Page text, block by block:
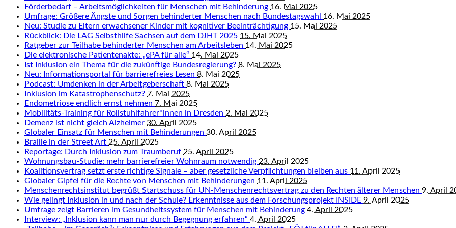
Förderbedarf – Arbeitsmöglichkeiten für Menschen mit Behinderung 16. Mai 2025
Umfrage: Größere Ängste und Sorgen behinderter Menschen nach Bundestagswahl 16. Mai 2025
Neu: Studie zu Eltern erwachsener Kinder mit kognitiver Beeinträchtigung 15. Mai 2025
Rückblick: Die LAG Selbsthilfe Sachsen auf dem DJHT 2025 15. Mai 2025
Ratgeber zur Teilhabe behinderter Menschen am Arbeitsleben 14. Mai 2025
Die elektronische Patientenakte: „ePA für alle“ 14. Mai 2025
Ist Inklusion ein Thema für die zukünftige Bundesregierung? 8. Mai 2025
Neu: Informationsportal für barrierefreies Lesen 8. Mai 2025
Podcast: Umdenken in der Arbeitgeberschaft 8. Mai 2025
Inklusion im Katastrophenschutz? 7. Mai 2025
Endometriose endlich ernst nehmen 7. Mai 2025
Mobilitäts-Training für Rollstuhlfahrer*innen in Dresden 2. Mai 2025
Demenz ist nicht gleich Alzheimer 30. April 2025
Globaler Einsatz für Menschen mit Behinderungen 30. April 2025
Braille in der Street Art 25. April 2025
Reportage: Durch Inklusion zum Traumberuf 25. April 2025
Wohnungsbau-Studie: mehr barrierefreier Wohnraum notwendig 23. April 2025
Koalitionsvertrag setzt erste richtige Signale – aber gesetzliche Verpflichtungen bleiben aus 11. April 2025
Globaler Gipfel für die Rechte von Menschen mit Behinderungen 11. April 2025
Menschenrechtsinstitut begrüßt Startschuss für UN-Menschenrechtsvertrag zu den Rechten älterer Menschen 9. April
Wie gelingt Inklusion in und nach der Schule? Erkenntnisse aus dem Forschungsprojekt INSIDE 9. April 2025
Umfrage zeigt Barrieren im Gesundheitssystem für Menschen mit Behinderung 4. April 2025
Interview: „Inklusion kann man nur durch Begegnung erfahren“ 4. April 2025